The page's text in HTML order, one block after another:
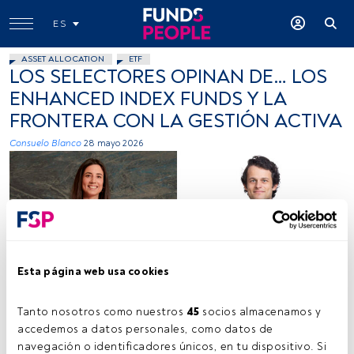
Esta página web usa cookies
Tanto nosotros como nuestros 45 socios almacenamos y
accedemos a datos personales, como datos de
navegación o identificadores únicos, en tu dispositivo. Si
ES
ASSET ALLOCATION ETF
LOS SELECTORES OPINAN DE… LOS
ENHANCED INDEX FUNDS Y LA
FRONTERA CON LA GESTIÓN ACTIVA
Consuelo Blanco 28 mayo 2026
De izq. a dcha.: Ana Maria Expósito (iCapital), Marcos Aza (Santander
Tiempo lectura: 5 min.